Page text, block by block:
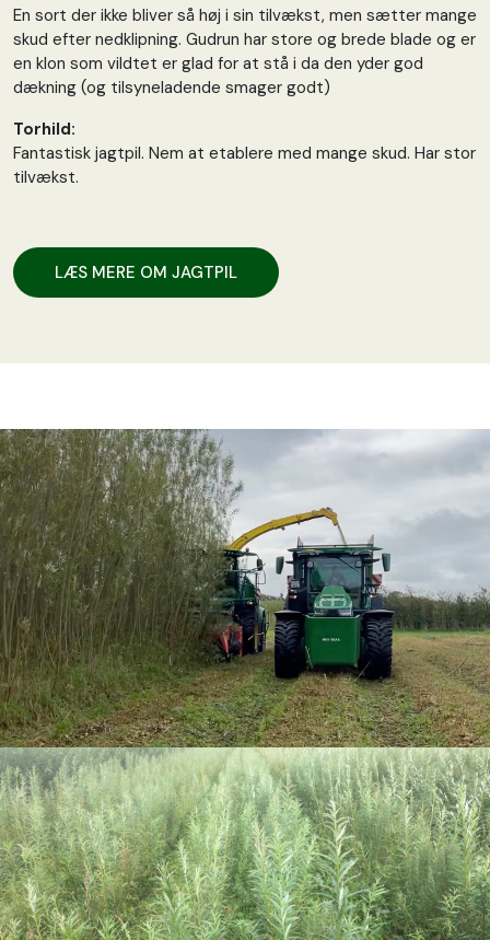
En sort der ikke bliver så høj i sin tilvækst, men sætter mange
skud efter nedklipning. Gudrun har store og brede blade og er
en klon som vildtet er glad for at stå i da den yder god
dækning (og tilsyneladende smager godt)
Torhild:
Fantastisk jagtpil. Nem at etablere med mange skud. Har stor
tilvækst.
LÆS MERE OM JAGTPIL